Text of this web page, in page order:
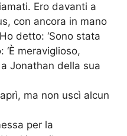
Ero davanti a
con ancora in mano
detto: ‘Sono stata
‘È meraviglioso,
Jonathan della sua
ma non uscì alcun
per la